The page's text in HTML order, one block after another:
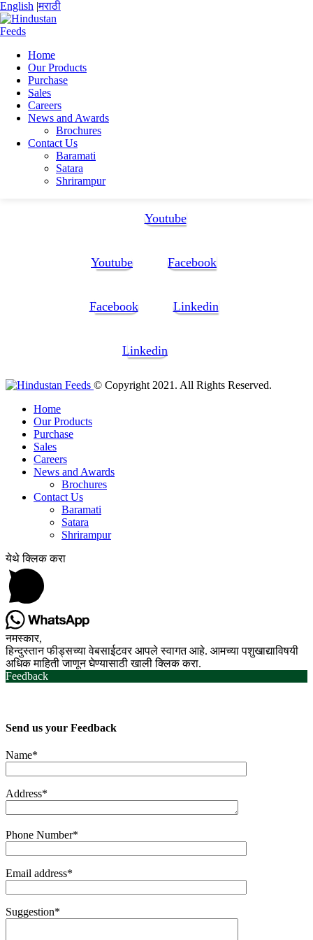
English |मराठी
Home
Our Products
Purchase
Sales
Careers
News and Awards
Brochures
Contact Us
Baramati
Satara
Shrirampur
Home
Jerry Doe
team-8
team-8
Youtube
Youtube Facebook
Facebook Linkedin
Linkedin
© Copyright 2021. All Rights Reserved.
Home
Our Products
Purchase
Sales
Careers
News and Awards
Brochures
Contact Us
Baramati
Satara
Shrirampur
येथे क्लिक करा
नमस्कार,
हिन्दुस्तान फीड्सच्या वेबसाईटवर आपले स्वागत आहे. आमच्या पशुखाद्याविषयी
अधिक माहिती जाणून घेण्यासाठी खाली क्लिक करा.
Feedback
Send us your Feedback
Name*
Address*
Phone Number*
Email address*
Suggestion*